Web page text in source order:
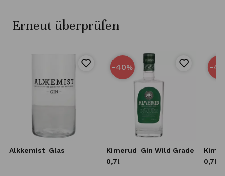
Erneut überprüfen
Alkkemist Glas
-40%
Kimerud
Gin Wild Grade
0,7l
-40
0,7l